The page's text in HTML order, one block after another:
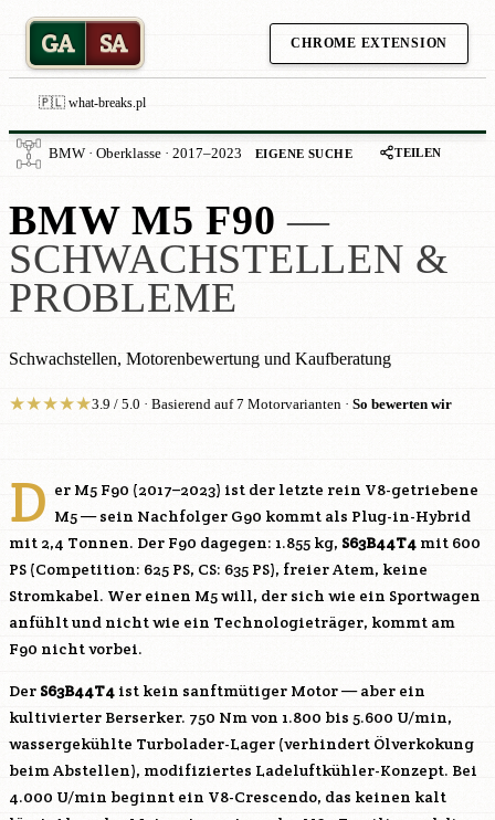
GA SA CHROME EXTENSION
🇵🇱 what-breaks.pl
BMW · Oberklasse · 2017–2023 EIGENE SUCHE TEILEN
BMW M5 F90 —
SCHWACHSTELLEN &
PROBLEME
Schwachstellen, Motorenbewertung und Kaufberatung
★★★★★3.9 / 5.0 · Basierend auf 7 Motorvarianten · So bewerten wir
D er M5 F90 (2017–2023) ist der letzte rein V8-getriebene
M5 — sein Nachfolger G90 kommt als Plug-in-Hybrid
mit 2,4 Tonnen. Der F90 dagegen: 1.855 kg, S63B44T4 mit 600
PS (Competition: 625 PS, CS: 635 PS), freier Atem, keine
Stromkabel. Wer einen M5 will, der sich wie ein Sportwagen
anfühlt und nicht wie ein Technologieträger, kommt am
F90 nicht vorbei.
Der S63B44T4 ist kein sanftmütiger Motor — aber ein
kultivierter Berserker. 750 Nm von 1.800 bis 5.600 U/min,
wassergekühlte Turbolader-Lager (verhindert Ölverkokung
beim Abstellen), modifiziertes Ladeluftkühler-Konzept. Bei
4.000 U/min beginnt ein V8-Crescendo, das keinen kalt